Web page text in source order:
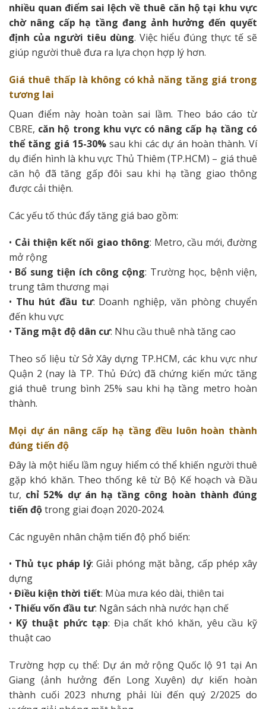
nhiều quan điểm sai lệch về thuê căn hộ tại khu vực
chờ nâng cấp hạ tầng đang ảnh hưởng đến quyết
định của người tiêu dùng. Việc hiểu đúng thực tế sẽ
giúp người thuê đưa ra lựa chọn hợp lý hơn.
Giá thuê thấp là không có khả năng tăng giá trong
tương lai
Quan điểm này hoàn toàn sai lầm. Theo báo cáo từ
CBRE, căn hộ trong khu vực có nâng cấp hạ tầng có
thể tăng giá 15-30% sau khi các dự án hoàn thành. Ví
dụ điển hình là khu vực Thủ Thiêm (TP.HCM) – giá thuê
căn hộ đã tăng gấp đôi sau khi hạ tầng giao thông
được cải thiện.
Các yếu tố thúc đẩy tăng giá bao gồm:
• Cải thiện kết nối giao thông: Metro, cầu mới, đường
mở rộng
• Bổ sung tiện ích công cộng: Trường học, bệnh viện,
trung tâm thương mại
• Thu hút đầu tư: Doanh nghiệp, văn phòng chuyển
đến khu vực
• Tăng mật độ dân cư: Nhu cầu thuê nhà tăng cao
Theo số liệu từ Sở Xây dựng TP.HCM, các khu vực như
Quận 2 (nay là TP. Thủ Đức) đã chứng kiến mức tăng
giá thuê trung bình 25% sau khi hạ tầng metro hoàn
thành.
Mọi dự án nâng cấp hạ tầng đều luôn hoàn thành
đúng tiến độ
Đây là một hiểu lầm nguy hiểm có thể khiến người thuê
gặp khó khăn. Theo thống kê từ Bộ Kế hoạch và Đầu
tư, chỉ 52% dự án hạ tầng công hoàn thành đúng
tiến độtrong giai đoạn 2020-2024.
Các nguyên nhân chậm tiến độ phổ biến:
• Thủ tục pháp lý: Giải phóng mặt bằng, cấp phép xây
dựng
• Điều kiện thời tiết: Mùa mưa kéo dài, thiên tai
• Thiếu vốn đầu tư: Ngân sách nhà nước hạn chế
• Kỹ thuật phức tạp: Địa chất khó khăn, yêu cầu kỹ
thuật cao
Trường hợp cụ thể: Dự án mở rộng Quốc lộ 91 tại An
Giang (ảnh hưởng đến Long Xuyên) dự kiến hoàn
thành cuối 2023 nhưng phải lùi đến quý 2/2025 do